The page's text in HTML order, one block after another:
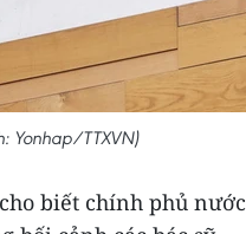
Yonhap/TTXVN)
biết chính phủ nước